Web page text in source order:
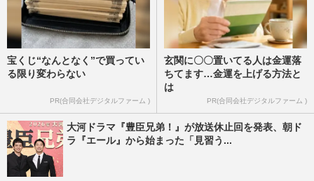
宝くじ“なんとなく”で買ってい
る限り変わらない
PR(合同会社デジタルファーム )
玄関に〇〇置いてる人は金運落
ちてます…金運を上げる方法と
は
PR(合同会社デジタルファーム )
大河ドラマ『豊臣兄弟！』が放送休止回を発表、朝ド
ラ『エール』から始まった「見習う...